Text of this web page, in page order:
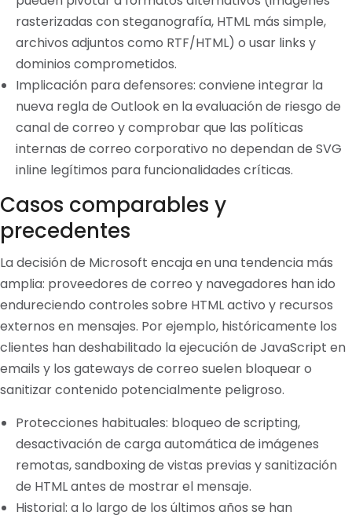
rasterizadas con steganografía, HTML más simple,
archivos adjuntos como RTF/HTML) o usar links y
dominios comprometidos.
Implicación para defensores: conviene integrar la
nueva regla de Outlook en la evaluación de riesgo de
canal de correo y comprobar que las políticas
internas de correo corporativo no dependan de SVG
inline legítimos para funcionalidades críticas.
Casos comparables y
precedentes
La decisión de Microsoft encaja en una tendencia más
amplia: proveedores de correo y navegadores han ido
endureciendo controles sobre HTML activo y recursos
externos en mensajes. Por ejemplo, históricamente los
clientes han deshabilitado la ejecución de JavaScript en
emails y los gateways de correo suelen bloquear o
sanitizar contenido potencialmente peligroso.
Protecciones habituales: bloqueo de scripting,
desactivación de carga automática de imágenes
remotas, sandboxing de vistas previas y sanitización
de HTML antes de mostrar el mensaje.
Historial: a lo largo de los últimos años se han